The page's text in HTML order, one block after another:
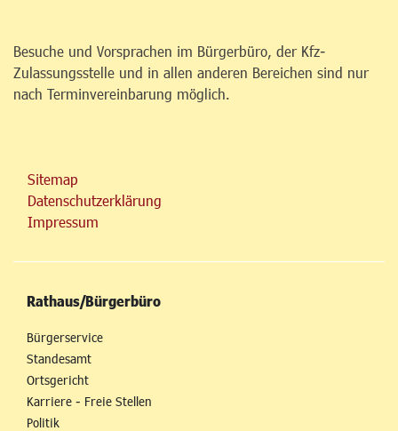
Besuche und Vorsprachen im Bürgerbüro, der Kfz-
Zulassungsstelle und in allen anderen Bereichen sind nur
nach Terminvereinbarung möglich.
Sitemap
Datenschutzerklärung
Impressum
Rathaus/Bürgerbüro
Bürgerservice
Standesamt
Ortsgericht
Karriere - Freie Stellen
Politik